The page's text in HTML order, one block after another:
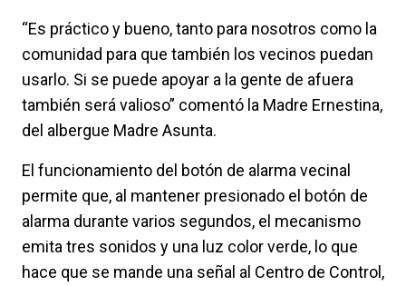
“Es práctico y bueno, tanto para nosotros como la
comunidad para que también los vecinos puedan
usarlo. Si se puede apoyar a la gente de afuera
también será valioso” comentó la Madre Ernestina,
del albergue Madre Asunta.
El funcionamiento del botón de alarma vecinal
permite que, al mantener presionado el botón de
alarma durante varios segundos, el mecanismo
emita tres sonidos y una luz color verde, lo que
hace que se mande una señal al Centro de Control,